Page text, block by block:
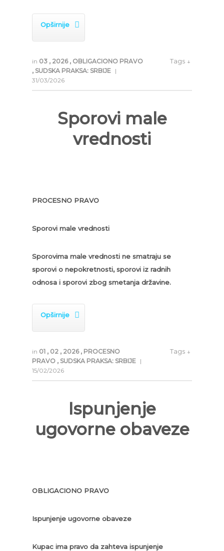
Opširnije 
in 03 , 2026 , OBLIGACIONO PRAVO
, SUDSKA PRAKSA: SRBIJE |
31/03/2026
Tags ↓
Sporovi male
vrednosti
PROCESNO PRAVO
Sporovi male vrednosti
Sporovima male vrednosti ne smatraju se
sporovi o nepokretnosti, sporovi iz radnih
odnosa i sporovi zbog smetanja državine.
Opširnije 
in 01 , 02 , 2026 , PROCESNO
PRAVO , SUDSKA PRAKSA: SRBIJE |
15/02/2026
Tags ↓
Ispunjenje
ugovorne obaveze
OBLIGACIONO PRAVO
Ispunjenje ugovorne obaveze
Kupac ima pravo da zahteva ispunjenje